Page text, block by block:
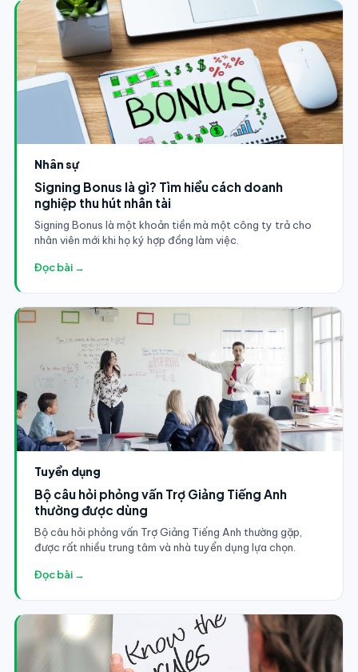
Nhân sự
Signing Bonus là gì? Tìm hiểu cách doanh
nghiệp thu hút nhân tài
Signing Bonus là một khoản tiền mà một công ty trả cho
nhân viên mới khi họ ký hợp đồng làm việc.
Đọc bài →
Tuyển dụng
Bộ câu hỏi phỏng vấn Trợ Giảng Tiếng Anh
thường được dùng
Bộ câu hỏi phỏng vấn Trợ Giảng Tiếng Anh thường gặp,
được rất nhiều trung tâm và nhà tuyển dụng lựa chọn.
Đọc bài →